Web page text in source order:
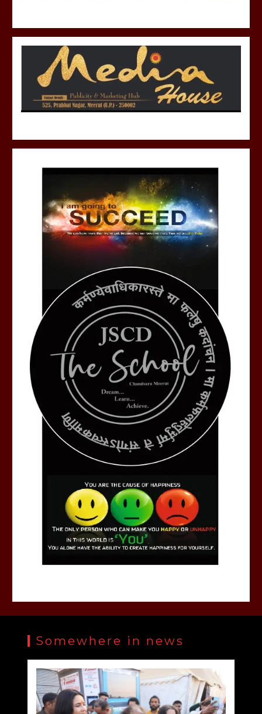
Somewhere in news